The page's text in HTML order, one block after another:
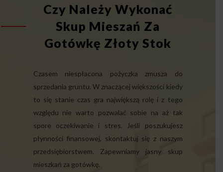
Czy Należy Wykonać
Skup Mieszań Za
Gotówkę Złoty Stok
Czasem niespłacona pożyczka zmusza do
sprzedania gruntu. W znaczącej większości kiedy
to się stanie czas gra największą rolę i z tego
względu nie warto pozwalać sobie na aż tak
spore oczekiwanie i stres. Jeśli poszukujesz
płynności finansowej, skontaktuj się z naszym
przedsiębiorstwem. Zapewniamy jasny skup
mieszkań za gotówkę.